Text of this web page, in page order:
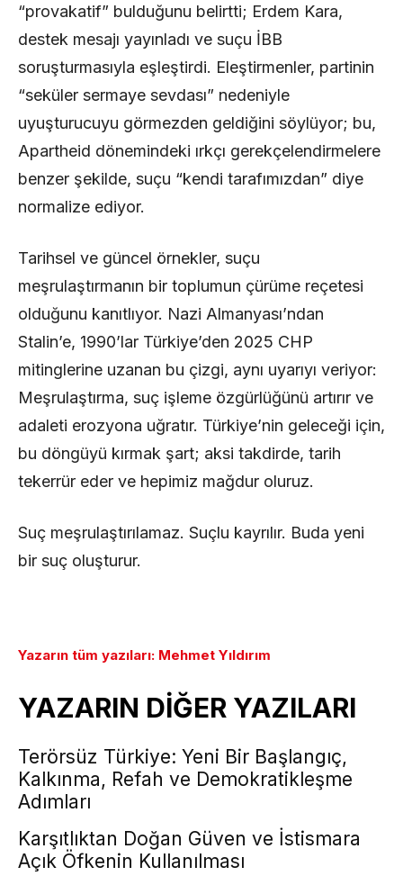
“provakatif” bulduğunu belirtti; Erdem Kara,
destek mesajı yayınladı ve suçu İBB
soruşturmasıyla eşleştirdi. Eleştirmenler, partinin
“seküler sermaye sevdası” nedeniyle
uyuşturucuyu görmezden geldiğini söylüyor; bu,
Apartheid dönemindeki ırkçı gerekçelendirmelere
benzer şekilde, suçu “kendi tarafımızdan” diye
normalize ediyor.
Tarihsel ve güncel örnekler, suçu
meşrulaştırmanın bir toplumun çürüme reçetesi
olduğunu kanıtlıyor. Nazi Almanyası’ndan
Stalin’e, 1990’lar Türkiye’den 2025 CHP
mitinglerine uzanan bu çizgi, aynı uyarıyı veriyor:
Meşrulaştırma, suç işleme özgürlüğünü artırır ve
adaleti erozyona uğratır. Türkiye’nin geleceği için,
bu döngüyü kırmak şart; aksi takdirde, tarih
tekerrür eder ve hepimiz mağdur oluruz.
Suç meşrulaştırılamaz. Suçlu kayrılır. Buda yeni
bir suç oluşturur.
Yazarın tüm yazıları: Mehmet Yıldırım
YAZARIN DİĞER YAZILARI
Terörsüz Türkiye: Yeni Bir Başlangıç,
Kalkınma, Refah ve Demokratikleşme
Adımları
Karşıtlıktan Doğan Güven ve İstismara
Açık Öfkenin Kullanılması